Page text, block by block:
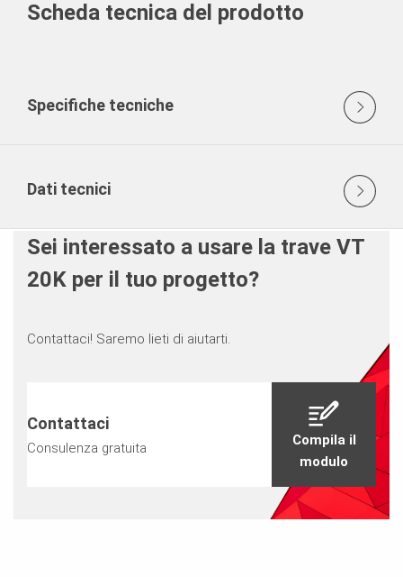
Scheda tecnica del prodotto
Specifiche tecniche
Dati tecnici
Sei interessato a usare la trave VT
20K per il tuo progetto?
Contattaci! Saremo lieti di aiutarti.
Contattaci
Consulenza gratuita
Compila il
modulo